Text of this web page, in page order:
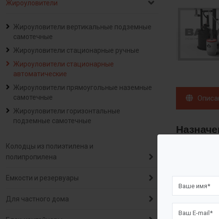
Жироуловители
Жироуловители вертикальные подземные
самотечные
Жироуловители стационарные ручные
Жироуловители стационарные
автоматические
Жироуловители прямоугольные наземные
самотечные
Жироуловители горизонтальные
подземные самотечные
Колодцы из полиэтилена и
полипропилена
Емкости и резервуары
Для частного дома
Эти
BAZMAN ЖЛ